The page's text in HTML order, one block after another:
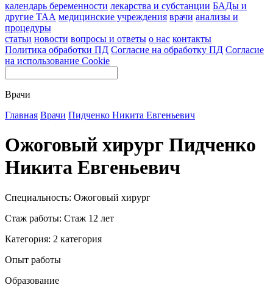
календарь беременности лекарства и субстанции БАДы и
другие ТАА медицинские учреждения врачи анализы и
процедуры
статьи новости вопросы и ответы о нас контакты
Политика обработки ПД Согласие на обработку ПД Согласие
на использование Cookie
Врачи
Главная Врачи Пидченко Никита Евгеньевич
Ожоговый хирург Пидченко
Никита Евгеньевич
Специальность: Ожоговый хирург
Стаж работы: Стаж 12 лет
Категория: 2 категория
Опыт работы
Образование